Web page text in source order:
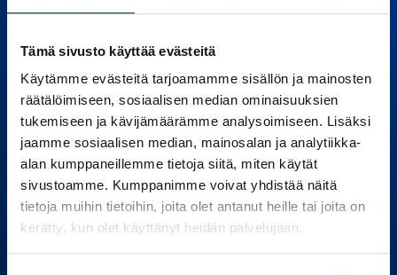
Tämä sivusto käyttää evästeitä
Käytämme evästeitä tarjoamamme sisällön ja mainosten
räätälöimiseen, sosiaalisen median ominaisuuksien
tukemiseen ja kävijämäärämme analysoimiseen. Lisäksi
jaamme sosiaalisen median, mainosalan ja analytiikka-
alan kumppaneillemme tietoja siitä, miten käytät
sivustoamme. Kumppanimme voivat yhdistää näitä
tietoja muihin tietoihin, joita olet antanut heille tai joita on
kerätty, kun olet käyttänyt heidän palvelujaan.
Dashboardin käyttö onnistuu parhaiten
yleisimpien selainten uusimmilla versioilla.
Mobiililaitteet
Dashboard toimii mobiiliselaimessa Android-
laitteilla, Windows Phonella ja iOS-laitteilla (iPad
ja iPhone).
The Qualtrics XM -mobiilisovellus vaatii